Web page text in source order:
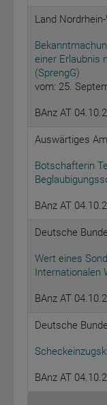
Land
einer Erlaubnis
(SprengG)
vom: 25.
BAnz AT
Auswärtiges
Botschafterin
BAnz AT
Deutsche
Wert eines
Internationalen
BAnz AT
Deutsche
BAnz AT